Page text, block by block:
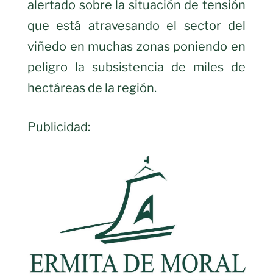
alertado sobre la situación de tensión
que está atravesando el sector del
viñedo en muchas zonas poniendo en
peligro la subsistencia de miles de
hectáreas de la región.
Publicidad: